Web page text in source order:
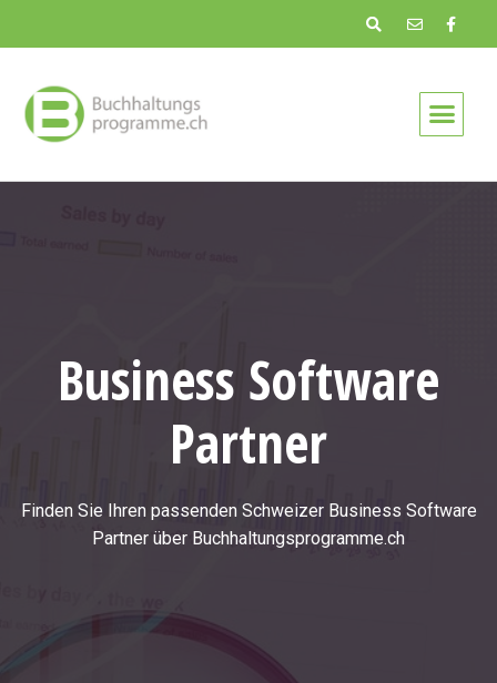
Business Software
Partner
Finden Sie Ihren passenden Schweizer Business Software
Partner über Buchhaltungsprogramme.ch